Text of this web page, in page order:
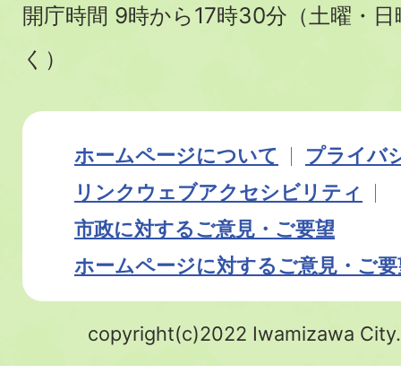
開庁時間 9時から17時30分（土曜・
く）
ホームページについて
プライバ
リンク ウェブアクセシビリティ
市政に対するご意見・ご要望
ホームページに対するご意見・ご
copyright(c)2022 Iwamizawa